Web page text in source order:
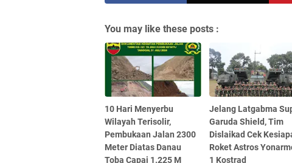
You may like these posts :
10 Hari Menyerbu
Wilayah Terisolir,
Pembukaan Jalan 2300
Meter Diatas Danau
Toba Capai 1.225 M
Jelang Latgabma
Garuda Shield, Tim
Dislaikad Cek
Roket Astros
1 Kostrad